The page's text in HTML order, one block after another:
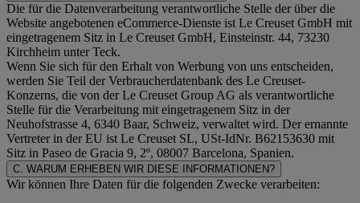
Die für die Datenverarbeitung verantwortliche Stelle der über die
Website angebotenen eCommerce-Dienste ist Le Creuset GmbH mit
eingetragenem Sitz in Le Creuset GmbH, Einsteinstr. 44, 73230
Kirchheim unter Teck.
Wenn Sie sich für den Erhalt von Werbung von uns entscheiden,
werden Sie Teil der Verbraucherdatenbank des Le Creuset-
Konzerns, die von der Le Creuset Group AG als verantwortliche
Stelle für die Verarbeitung mit eingetragenem Sitz in der
Neuhofstrasse 4, 6340 Baar, Schweiz, verwaltet wird. Der ernannte
Vertreter in der EU ist Le Creuset SL, USt-IdNr. B62153630 mit
Sitz in Paseo de Gracia 9, 2º, 08007 Barcelona, Spanien.
C. WARUM ERHEBEN WIR DIESE INFORMATIONEN?
Wir können Ihre Daten für die folgenden Zwecke verarbeiten: